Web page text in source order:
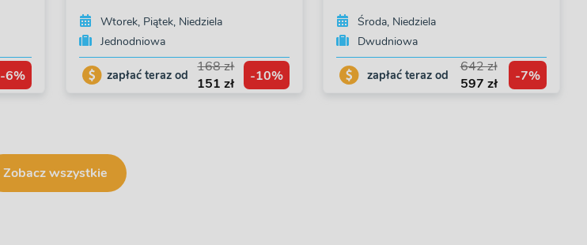
-6%
Wtorek, Piątek, Niedziela
Jednodniowa
zapłać teraz od
168 zł
151 zł
-10%
Środa, Niedziela
Dwudniowa
zapłać teraz od
642 zł
597 zł
-7%
Zobacz wszystkie